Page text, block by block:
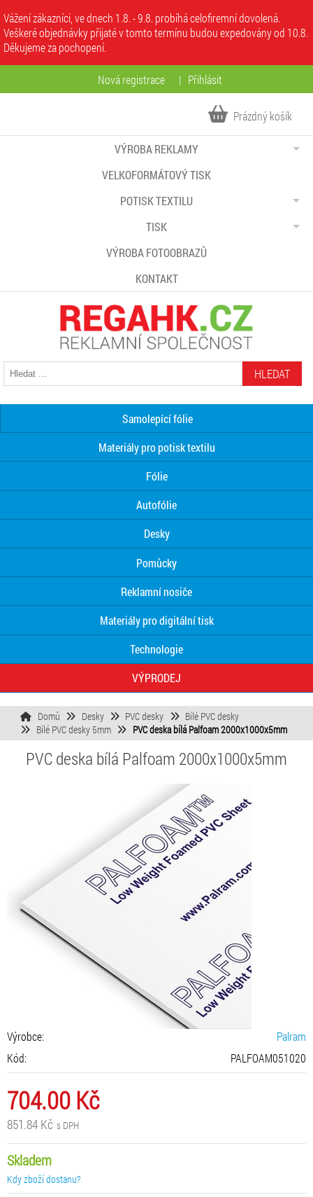
Vážení zákazníci, ve dnech 1.8. - 9.8. probíhá celofiremní dovolená.
Veškeré objednávky přijaté v tomto termínu budou expedovány od 10.8.
Děkujeme za pochopení.
Nová registrace | Přihlásit
Prázdný košík
VÝROBA REKLAMY
VELKOFORMÁTOVÝ TISK
POTISK TEXTILU
TISK
VÝROBA FOTOOBRAZŮ
KONTAKT
HLEDAT
Samolepící fólie
Materiály pro potisk textilu
Fólie
Autofólie
Desky
Pomůcky
Reklamní nosiče
Materiály pro digitální tisk
Technologie
VÝPRODEJ
Domů Desky PVC desky
Bílé PVC desky
Bílé PVC desky 5mm
PVC deska bílá Palfoam 2000x1000x5mm
PVC deska bílá Palfoam 2000x1000x5mm
Výrobce:
Palram
Kód:
PALFOAM051020
704.00 Kč
851.84 Kč s DPH
Skladem
Kdy zboží dostanu?